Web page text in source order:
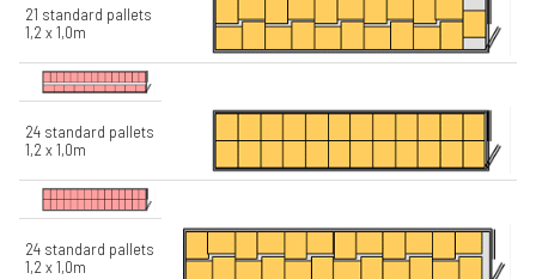
21 standard pallets
1,2 x 1,0m
24 standard pallets
1,2 x 1,0m
24 standard pallets
1,2 x 1,0m